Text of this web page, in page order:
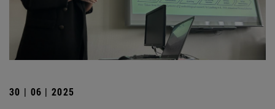
30 | 06 | 2025